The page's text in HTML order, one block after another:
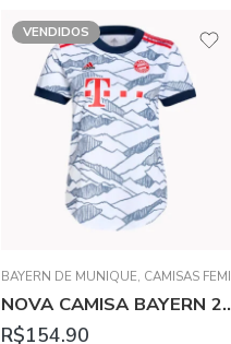
VENDIDOS
BRASILEIRO ,CAMISAS FEMININAS,FLAMENGO
Camisa do